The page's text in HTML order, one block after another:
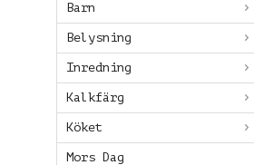
Barn
Belysning
Inredning
Kalkfärg
Köket
Mors Dag